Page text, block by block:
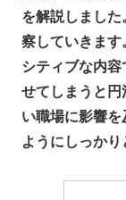
を解説しまし
察していきま
シティブな内
せてしまうと円
い職場に影響
ようにしっかり